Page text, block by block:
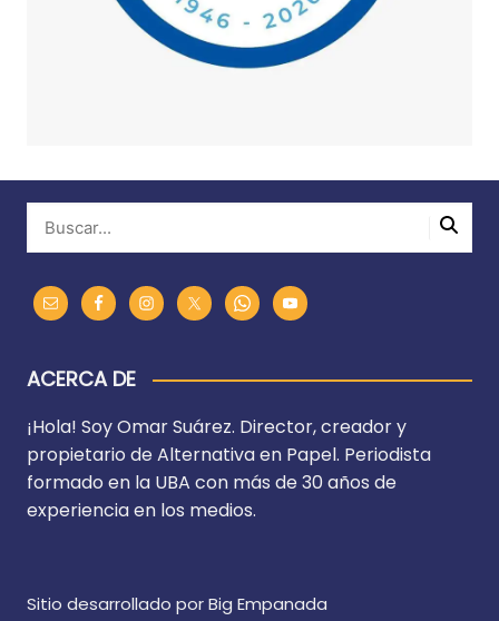
ACERCA DE
¡Hola! Soy Omar Suárez. Director, creador y
propietario de Alternativa en Papel. Periodista
formado en la UBA con más de 30 años de
experiencia en los medios.
Sitio desarrollado por Big Empanada